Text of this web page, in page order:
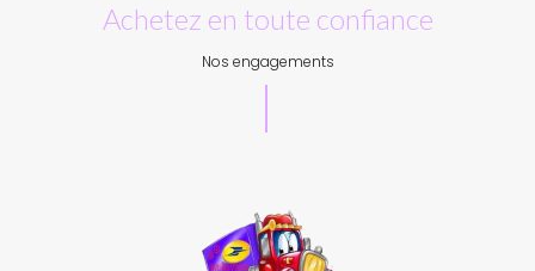
Achetez en toute confiance
Nos engagements